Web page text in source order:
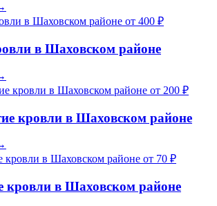
от 400 ₽
в Шаховском районе
от 200 ₽
кровли в Шаховском районе
от 70 ₽
кровли в Шаховском районе